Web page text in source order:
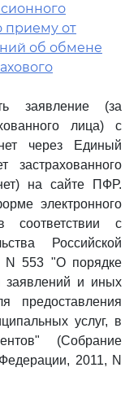
приему от
об обмене
заявление (за
лица) с
через Единый
на сайте ПФР.
электронного
соответствии с
Российской
N 553 "О порядке
заявлений и иных
предоставления
услуг, в
(Собрание
2011, N